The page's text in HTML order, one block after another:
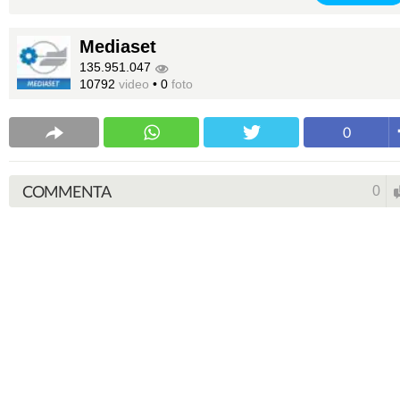
Mediaset
135.951.047
10792 video • 0 foto
0
COMMENTA 0